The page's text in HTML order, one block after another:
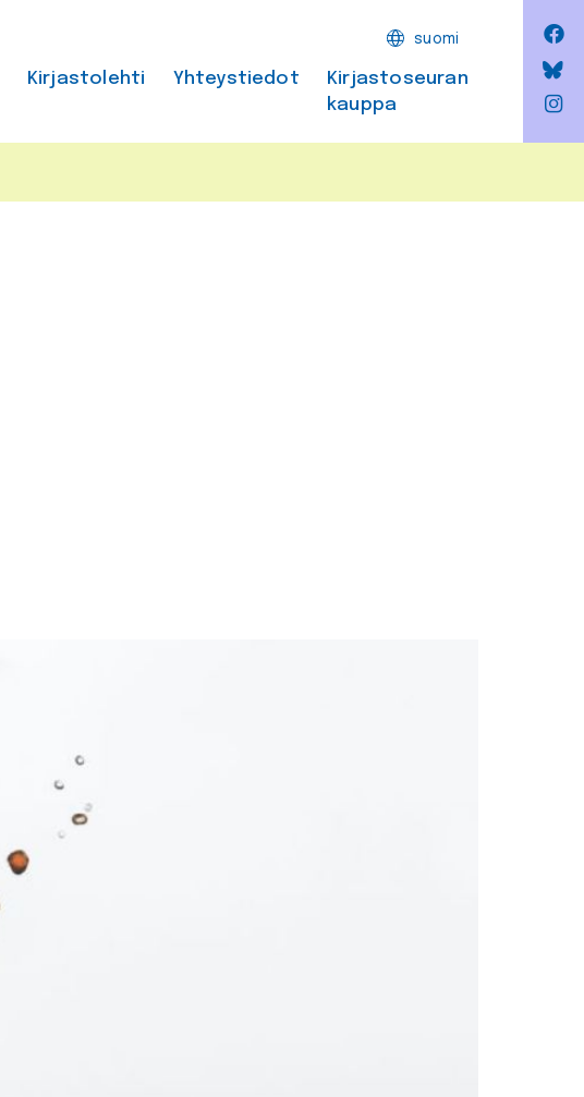
suomi
Kirjastolehti Yhteystiedot
Kirjastoseuran
kauppa